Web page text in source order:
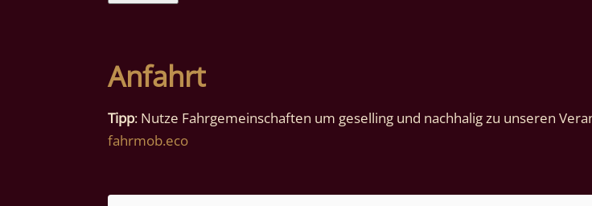
Anfahrt
Tipp: Nutze Fahrgemeinschaften um geselling und nachhalig zu unseren
fahrmob.eco